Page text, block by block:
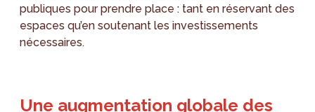
publiques pour prendre place : tant en réservant des
espaces qu’en soutenant les investissements
nécessaires.
Une augmentation globale des